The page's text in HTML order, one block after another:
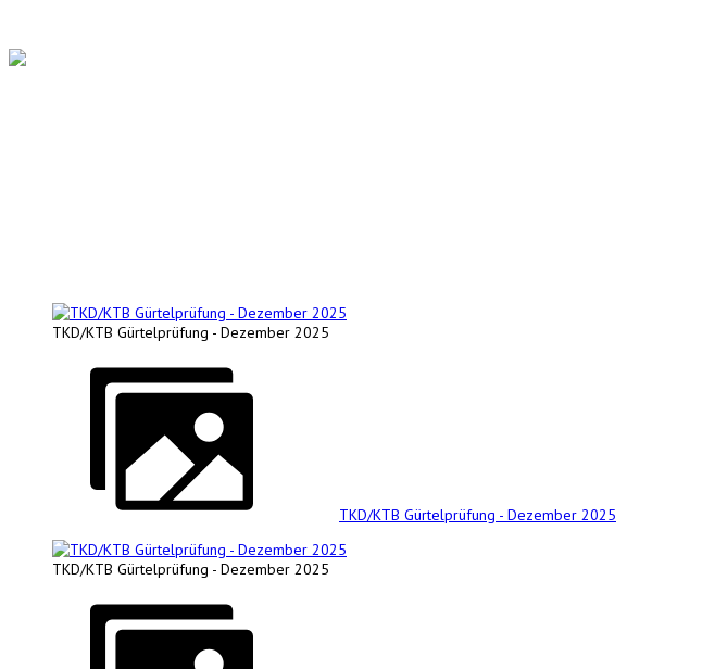
TKD/KTB Gürtelprüfung - Dezember 2025
TKD/KTB Gürtelprüfung - Dezember 2025
TKD/KTB Gürtelprüfung - Dezember 2025